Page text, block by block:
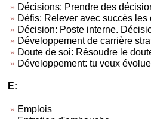
Décisions: Prendre des
Défis: Relever avec succès les
Décision: Poste interne.
Développement de carrière
Doute de soi: Résoudre le
Développement: tu veux
E:
Emplois